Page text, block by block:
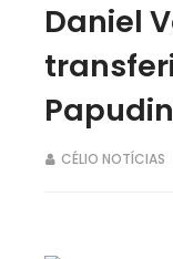
Daniel
CÉLIO NOTÍCIAS